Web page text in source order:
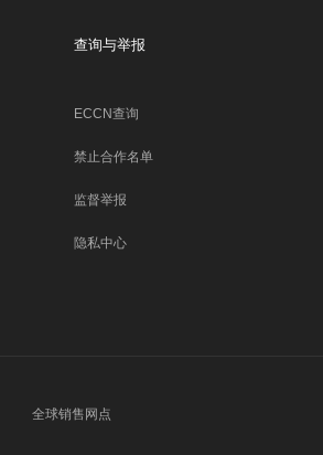
查询与举报
ECCN查询
禁止合作名单
监督举报
隐私中心
全球销售网点